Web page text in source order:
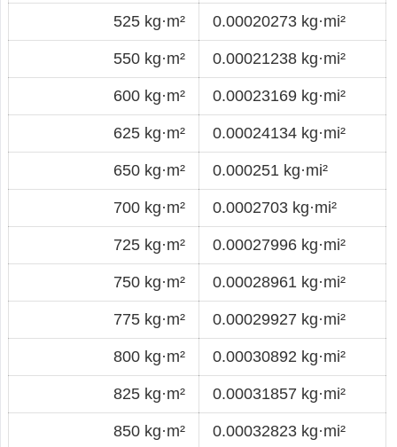
525 kg·m² 0.00020273 kg·mi²
550 kg·m² 0.00021238 kg·mi²
600 kg·m² 0.00023169 kg·mi²
625 kg·m² 0.00024134 kg·mi²
650 kg·m² 0.000251 kg·mi²
700 kg·m² 0.0002703 kg·mi²
725 kg·m² 0.00027996 kg·mi²
750 kg·m² 0.00028961 kg·mi²
775 kg·m² 0.00029927 kg·mi²
800 kg·m² 0.00030892 kg·mi²
825 kg·m² 0.00031857 kg·mi²
850 kg·m² 0.00032823 kg·mi²